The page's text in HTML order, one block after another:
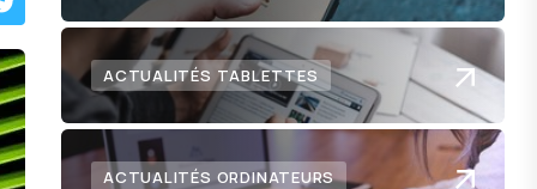
ACTUALITÉS TABLETTES
ACTUALITÉS ORDINATEURS